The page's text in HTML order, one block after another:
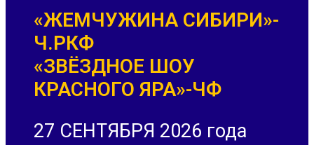
«ЖЕМЧУЖИНА СИБИРИ»-
Ч.РКФ
«ЗВЁЗДНОЕ ШОУ
КРАСНОГО ЯРА»-ЧФ
27 СЕНТЯБРЯ 2026 года